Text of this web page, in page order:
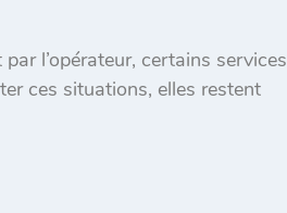
l’opérateur, certains services
ces situations, elles restent